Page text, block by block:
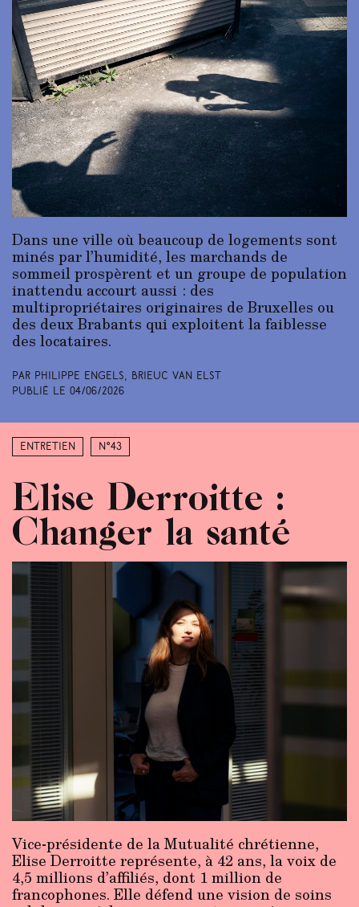
Dans une ville où beaucoup de logements sont
minés par l’humidité, les marchands de
sommeil prospèrent et un groupe de population
inattendu accourt aussi : des
multipropriétaires originaires de Bruxelles ou
des deux Brabants qui exploitent la faiblesse
des locataires.
Par Philippe Engels, Brieuc Van Elst
Publié le 04/06/2026
Entretien N°43
Elise Derroitte :
Changer la santé
Vice-présidente de la Mutualité chrétienne,
Elise Derroitte représente, à 42 ans, la voix de
4,5 millions d’affiliés, dont 1 million de
francophones. Elle défend une vision de soins